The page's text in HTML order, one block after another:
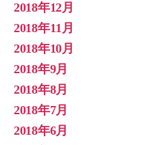
2018年12月
2018年11月
2018年10月
2018年9月
2018年8月
2018年7月
2018年6月